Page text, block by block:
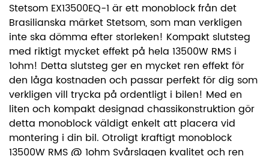
Stetsom EX13500EQ-1 är ett monoblock från det
Brasilianska märket Stetsom, som man verkligen
inte ska dömma efter storleken! Kompakt slutsteg
med riktigt mycket effekt på hela 13500W RMS i
1ohm! Detta slutsteg ger en mycket ren effekt för
den låga kostnaden och passar perfekt för dig som
verkligen vill trycka på ordentligt i bilen! Med en
liten och kompakt designad chassikonstruktion gör
detta monoblock väldigt enkelt att placera vid
montering i din bil. Otroligt kraftigt monoblock
13500W RMS @ 1ohm Svårslagen kvalitet och ren